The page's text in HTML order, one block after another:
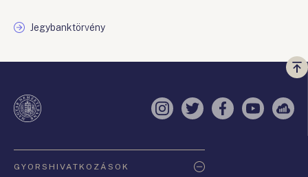
Jegybanktörvény
a
Instagram
TwitterFacebook
YouTube
GYORSHIVATKOZÁSOK